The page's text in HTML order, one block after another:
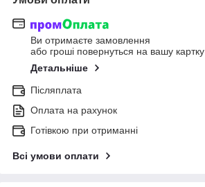
Ви отримаєте замовлення
або гроші повернуться на вашу картку
Детальніше
Післяплата
Оплата на рахунок
Готівкою при отриманні
Всі умови оплати